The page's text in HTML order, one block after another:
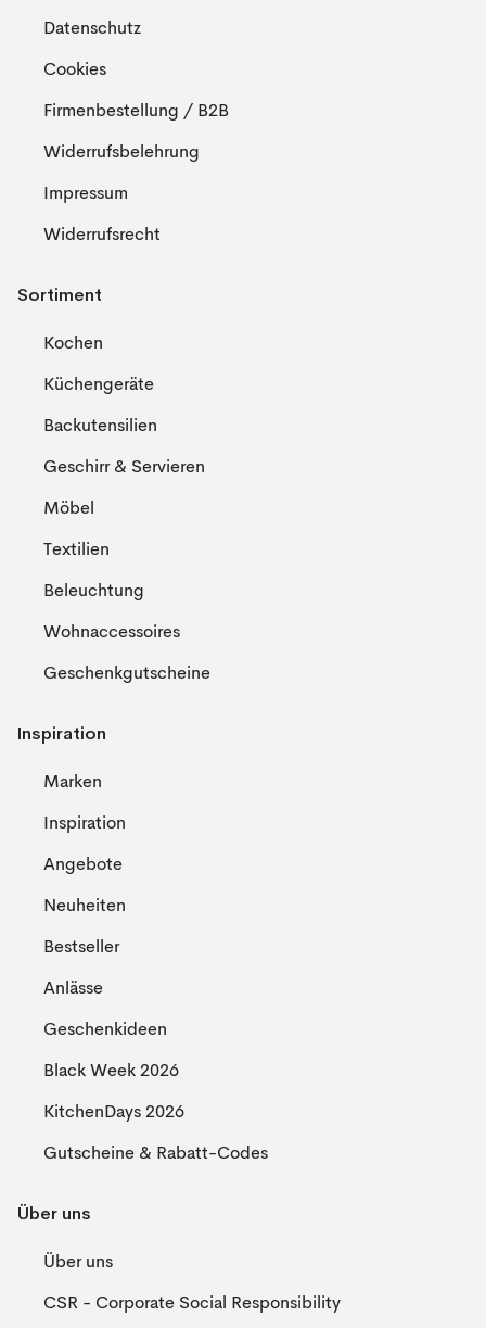
Datenschutz
Cookies
Firmenbestellung / B2B
Widerrufsbelehrung
Impressum
Widerrufsrecht
Sortiment
Kochen
Küchengeräte
Backutensilien
Geschirr & Servieren
Möbel
Textilien
Beleuchtung
Wohnaccessoires
Geschenkgutscheine
Inspiration
Marken
Inspiration
Angebote
Neuheiten
Bestseller
Anlässe
Geschenkideen
Black Week 2026
KitchenDays 2026
Gutscheine & Rabatt-Codes
Über uns
Über uns
CSR - Corporate Social Responsibility